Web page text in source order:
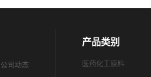
公司动态
产品类别
医药化工原料